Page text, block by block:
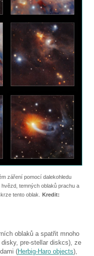
záření pomocí dalekohledu
temných oblaků prachu a
tento oblak.
Kredit:
oblaků a spatřit mnoho
pre-stellar diskcs), ze
(Herbig-Haro objects),